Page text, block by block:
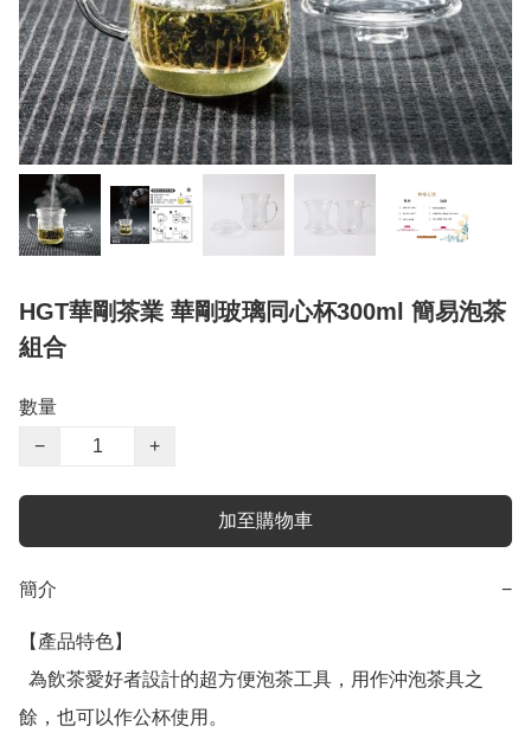
HGT華剛茶業 華剛玻璃同心杯300ml 簡易泡茶
組合
數量
−
+
加至購物車
簡介 −
【產品特色】
餘，也可以作公杯使用。